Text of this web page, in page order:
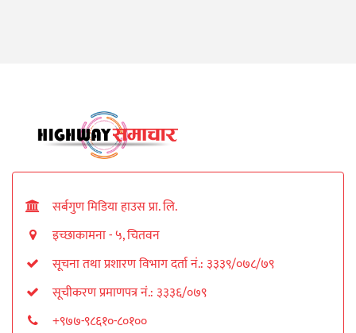
सर्बगुण मिडिया हाउस प्रा. लि.
इच्छाकामना - ५, चितवन
सूचना तथा प्रशारण विभाग दर्ता नं.: ३३३९/०७८/७९
सूचीकरण प्रमाणपत्र नं.: ३३३६/०७९
+९७७-९८६१०-८०१००